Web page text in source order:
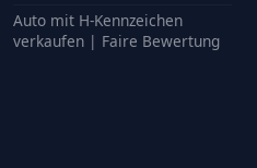
Auto mit H-Kennzeichen
verkaufen | Faire Bewertung